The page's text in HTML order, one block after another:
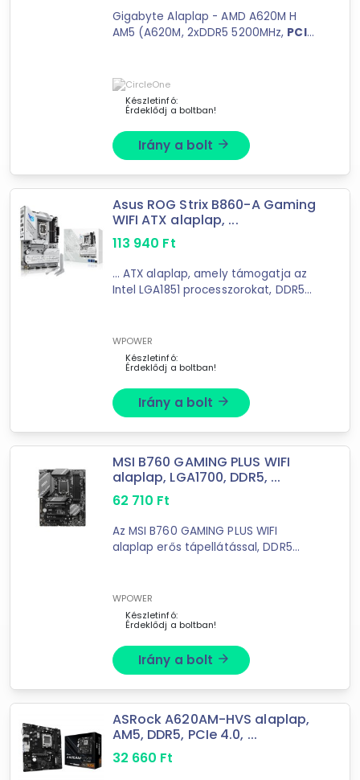
674 400 Ft
-
Szűrés
400találat
Mást is keresel? Válogass a Depo teljes
kínálatából!
tovább válogatok »
Forgalmazók
CircleOne
mysoft.hu
Extreme Digital
XuPe.hu
Bluechip
Gigabyte Alaplap - AMD A620M H
AM5 (A620M, 2xDDR5 5200MHz, PCI-
Készletinfó:
Érdeklődj a boltban!
Irány a bolt arrow_forward
Asus ROG Strix B860-A Gaming
WIFI ATX alaplap, ...
113 940 Ft
... ATX alaplap, amely támogatja az
Intel LGA1851 processzorokat, DDR5
legújabb WiFi 7 ...
WPOWER
Készletinfó:
Érdeklődj a boltban!
Irány a bolt arrow_forward
MSI B760 GAMING PLUS WIFI
alaplap, LGA1700, DDR5, ...
62 710 Ft
Az MSI B760 GAMING PLUS WIFI
alaplap erős tápellátással, DDR5
konfigurációkhoz. Ideális választás
gaming, ...
WPOWER
Készletinfó:
Érdeklődj a boltban!
Irány a bolt arrow_forward
ASRock A620AM-HVS alaplap,
AM5, DDR5, PCIe 4.0, ...
32 660 Ft